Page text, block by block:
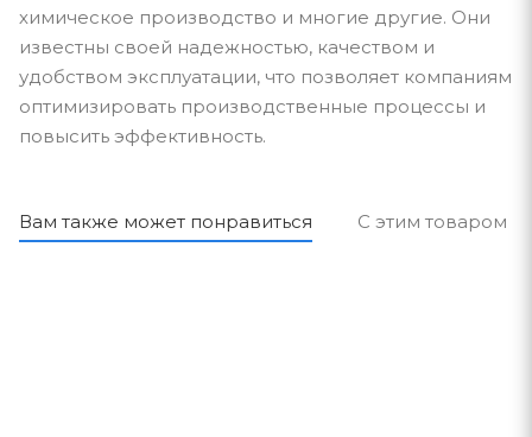
химическое производство и многие другие. Они
известны своей надежностью, качеством и
удобством эксплуатации, что позволяет компаниям
оптимизировать производственные процессы и
повысить эффективность.
Вам также может понравиться С этим товаром